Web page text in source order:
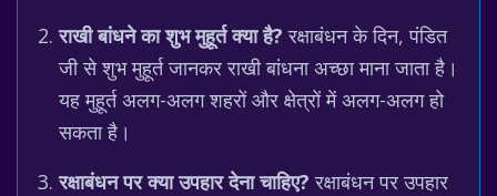
राखी बांधने का शुभ मुहूर्त क्या है? रक्षाबंधन के दिन, पंडित
जी से शुभ मुहूर्त जानकर राखी बांधना अच्छा माना जाता है।
यह मुहूर्त अलग-अलग शहरों और क्षेत्रों में अलग-अलग हो
सकता है।
रक्षाबंधन पर क्या उपहार देना चाहिए? रक्षाबंधन पर उपहार